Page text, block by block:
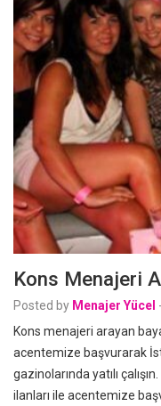
Kons Menajeri
Posted by Menajer Yücel -
Kons menajeri arayan
acentemize başvurarak
gazinolarında yatılı
ilanları ile acentemize